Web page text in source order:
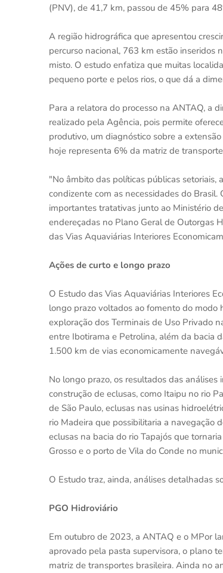
(PNV), de 41,7 km, passou de 45% para
A região hidrográfica que apresentou
percurso nacional, 763 km estão inseridos
misto. O estudo enfatiza que muitas
pequeno porte e pelos rios, o que dá a
Para a relatora do processo na ANTAQ, a
realizado pela Agência, pois permite
produtivo, um diagnóstico sobre a
hoje representa 6% da matriz de
"No âmbito das políticas públicas
condizente com as necessidades do
importantes tratativas junto ao Ministério
endereçadas no Plano Geral de Outorgas
das Vias Aquaviárias Interiores
Ações de curto e longo prazo
O Estudo das Vias Aquaviárias Interiores
longo prazo voltados ao fomento do modo
exploração dos Terminais de Uso Privado
entre Ibotirama e Petrolina, além da bacia
1.500 km de vias economicamente
No longo prazo, os resultados das
construção de eclusas, como Itaipu no rio
de São Paulo, eclusas nas usinas
rio Madeira que possibilitaria a navegação
eclusas na bacia do rio Tapajós que
Grosso e o porto de Vila do Conde no
O Estudo traz, ainda, análises detalhadas
PGO Hidroviário
Em outubro de 2023, a ANTAQ e o MPor
aprovado pela pasta supervisora, o plano
matriz de transportes brasileira. Ainda no